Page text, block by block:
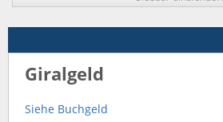
Giralgeld
Siehe Buchgeld